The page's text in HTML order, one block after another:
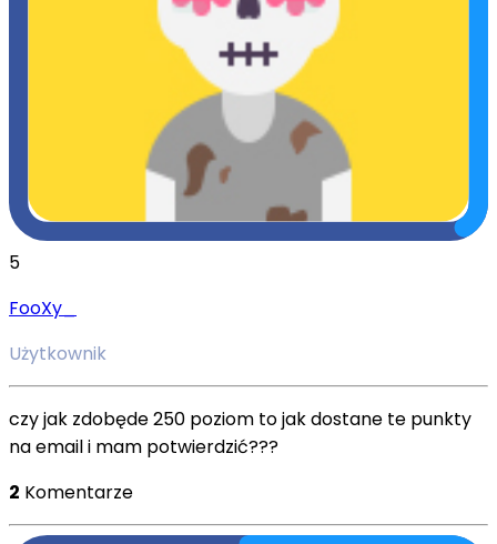
5
FooXy_
Użytkownik
czy jak zdobęde 250 poziom to jak dostane te punkty
na email i mam potwierdzić???
2 Komentarze